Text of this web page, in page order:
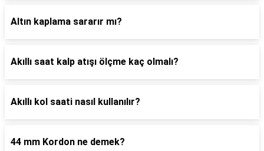
Altın kaplama sararır mı?
Akıllı saat kalp atışı ölçme kaç olmalı?
Akıllı kol saati nasıl kullanılır?
44 mm Kordon ne demek?